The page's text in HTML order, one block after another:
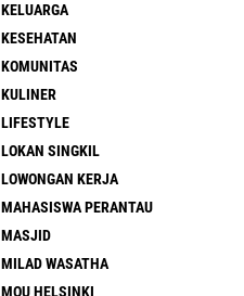
KELUARGA
KESEHATAN
KOMUNITAS
KULINER
LIFESTYLE
LOKAN SINGKIL
LOWONGAN KERJA
MAHASISWA PERANTAU
MASJID
MILAD WASATHA
MOU HELSINKI